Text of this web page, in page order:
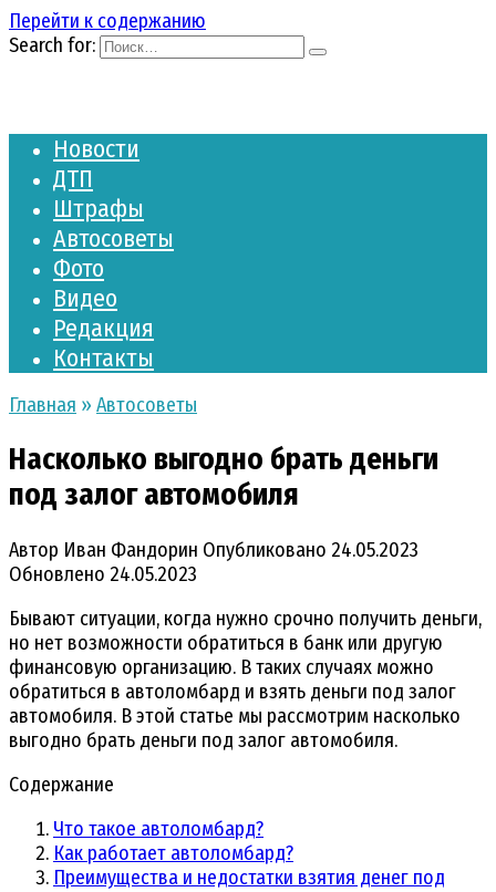
Перейти к содержанию
Search for:
Новости
ДТП
Штрафы
Автосоветы
Фото
Видео
Редакция
Контакты
Главная » Автосоветы
Насколько выгодно брать деньги
под залог автомобиля
Автор Иван Фандорин Опубликовано 24.05.2023
Обновлено 24.05.2023
Бывают ситуации, когда нужно срочно получить деньги,
но нет возможности обратиться в банк или другую
финансовую организацию. В таких случаях можно
обратиться в автоломбард и взять деньги под залог
автомобиля. В этой статье мы рассмотрим насколько
выгодно брать деньги под залог автомобиля.
Содержание
Что такое автоломбард?
Как работает автоломбард?
Преимущества и недостатки взятия денег под